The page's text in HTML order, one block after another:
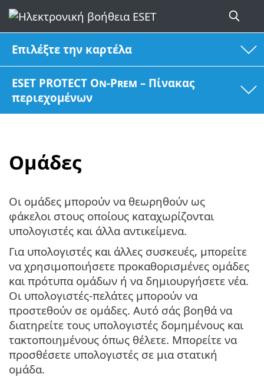
Επιλέξτε την καρτέλα
ESET PROTECT On-Prem – Πίνακας
περιεχομένων
Ομάδες
Οι ομάδες μπορούν να θεωρηθούν ως
φάκελοι στους οποίους καταχωρίζονται
υπολογιστές και άλλα αντικείμενα.
Για υπολογιστές και άλλες συσκευές, μπορείτε
να χρησιμοποιήσετε προκαθορισμένες ομάδες
και πρότυπα ομάδων ή να δημιουργήσετε νέα.
Οι υπολογιστές-πελάτες μπορούν να
προστεθούν σε ομάδες. Αυτό σάς βοηθά να
διατηρείτε τους υπολογιστές δομημένους και
τακτοποιημένους όπως θέλετε. Μπορείτε να
προσθέσετε υπολογιστές σε μια στατική
ομάδα.